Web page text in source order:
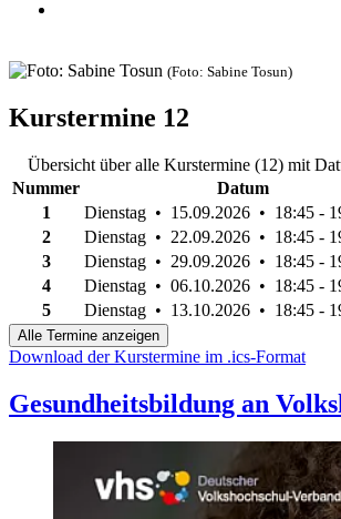
(Foto: Sabine Tosun)
Kurstermine 12
Übersicht über alle Kurstermine (12) mit
Nummer
Datum
1
Dienstag • 15.09.2026 • 18:45 -
2
Dienstag • 22.09.2026 • 18:45 -
3
Dienstag • 29.09.2026 • 18:45 -
4
Dienstag • 06.10.2026 • 18:45 -
5
Dienstag • 13.10.2026 • 18:45 -
Alle Termine anzeigen
Download der Kurstermine im .ics-Format
Gesundheitsbildung an